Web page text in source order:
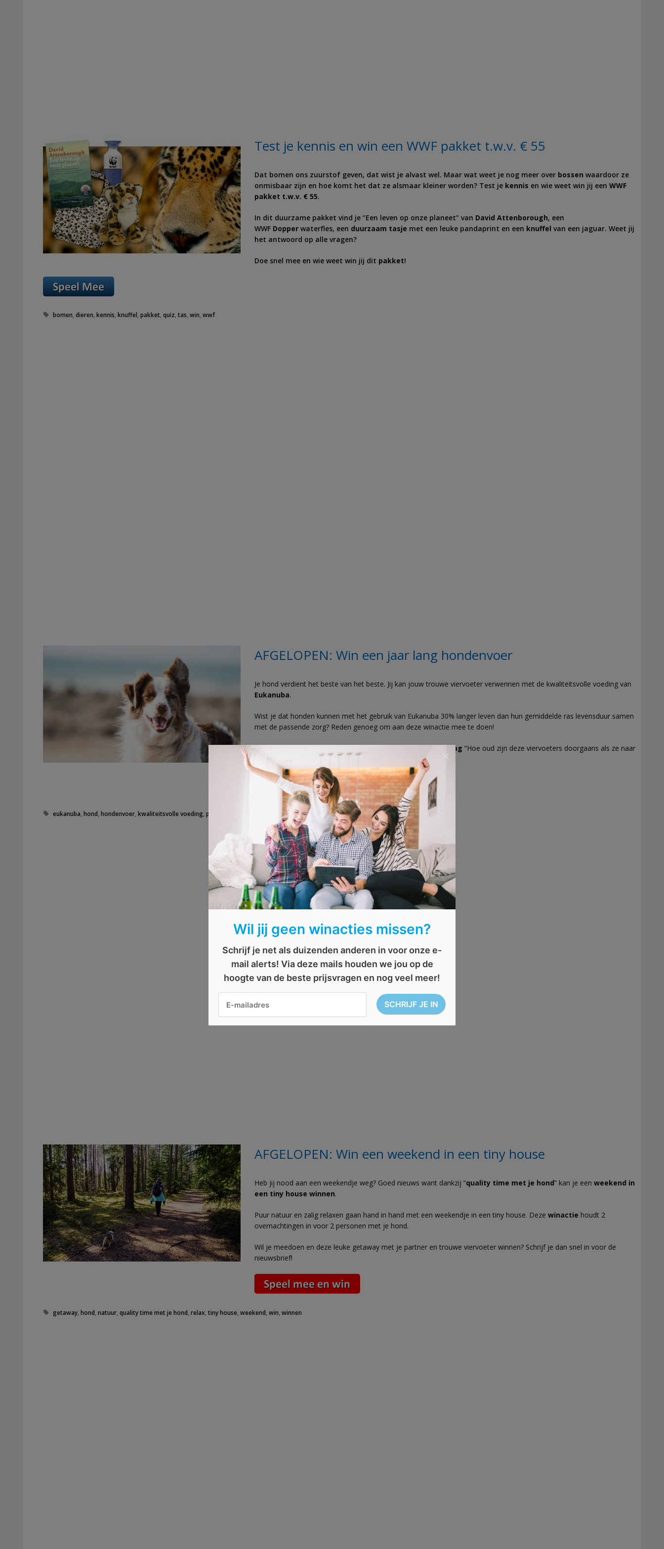
Test je kennis en win een WWF pakket t.w.v. € 55
Dat bomen ons zuurstof geven, dat wist je alvast wel. Maar wat weet je nog meer over bossen waardoor ze
onmisbaar zijn en hoe komt het dat ze alsmaar kleiner worden? Test je kennis en wie weet win jij een WWF
pakket t.w.v. € 55.
In dit duurzame pakket vind je “Een leven op onze planeet” van David Attenborough, een
WWF Dopper waterfles, een duurzaam tasje met een leuke pandaprint en een knuffel van een jaguar. Weet jij
het antwoord op alle vragen?
Doe snel mee en wie weet win jij dit pakket!
Tags
bomen,dieren,kennis,knuffel,pakket,quiz,tas,win,wwf
AFGELOPEN: Win een jaar lang hondenvoer
Je hond verdient het beste van het beste. Jij kan jouw trouwe viervoeter verwennen met de kwaliteitsvolle voeding van
Eukanuba.
Wist je dat honden kunnen met het gebruik van Eukanuba 30% langer leven dan hun gemiddelde ras levensduur samen
met de passende zorg? Reden genoeg om aan deze winactie mee te doen!
prijsvraag “Hoe oud zijn deze viervoeters doorgaans als ze naar
de hulphondenschool gaan?”.
Tags
eukanuba ,hond ,hondenvoer ,kwaliteitsvolle voeding ,prijsvraag ,winactie,winnen
AFGELOPEN: Win een weekend in een tiny house
Heb jij nood aan een weekendje weg? Goed nieuws want dankzij “quality time met je hond” kan je een weekend in
een tiny house winnen.
Puur natuur en zalig relaxen gaan hand in hand met een weekendje in een tiny house. Deze winactie houdt 2
overnachtingen in voor 2 personen met je hond.
Wil je meedoen en deze leuke getaway met je partner en trouwe viervoeter winnen? Schrijf je dan snel in voor de
nieuwsbrief!
Tags
getaway ,hond ,natuur ,quality time met je hond ,relax ,tiny house ,weekend ,win ,winnen
Wil jij geen winacties missen?
Schrijf je net als duizenden anderen in voor onze e-
mail alerts! Via deze mails houden we jou op de
hoogte van de beste prijsvragen en nog veel meer!
×